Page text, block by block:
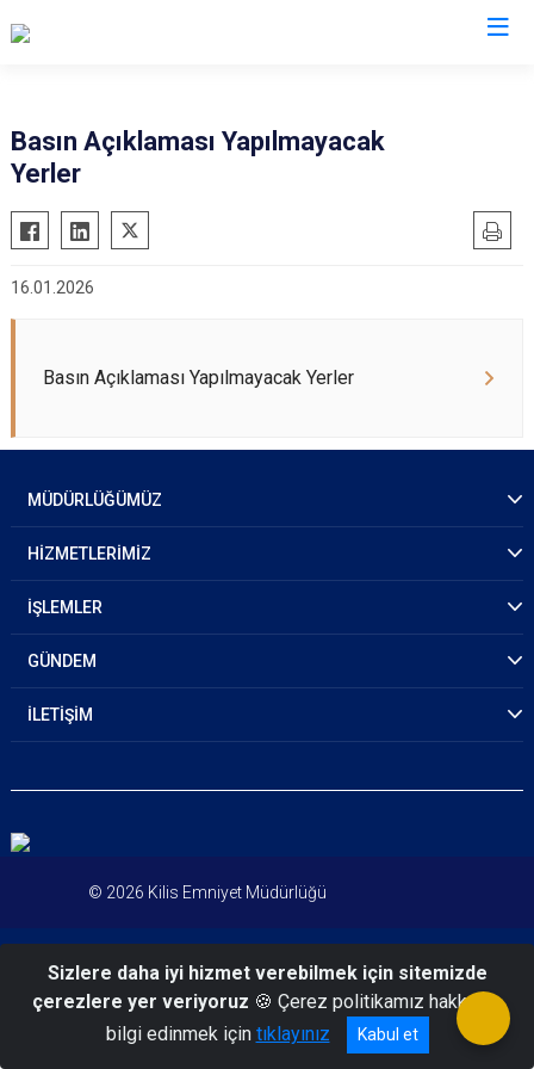
Basın Açıklaması Yapılmayacak
Yerler
16.01.2026
Basın Açıklaması Yapılmayacak Yerler
MÜDÜRLÜĞÜMÜZ
HİZMETLERİMİZ
İŞLEMLER
GÜNDEM
İLETİŞİM
© 2026 Kilis Emniyet Müdürlüğü
Sizlere daha iyi hizmet verebilmek için sitemizde
çerezlere yer veriyoruz 🍪 Çerez politikamız hakkında
bilgi edinmek için tıklayınız Kabul et